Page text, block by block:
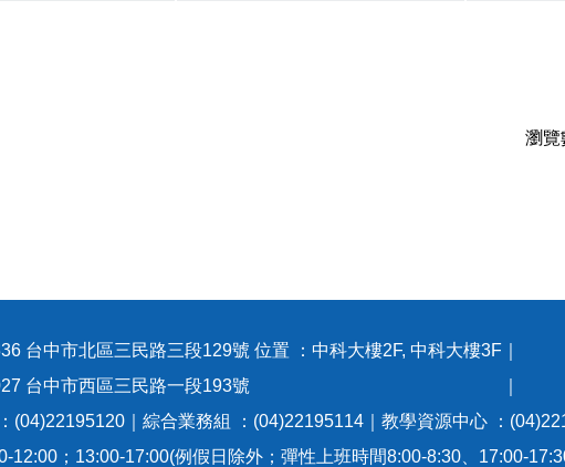
瀏覽
台中市北區三民路三段129號 位置 ：中科大樓2F, 中科大樓3F｜
403027 台中市西區三民路一段193號 ｜
(04)22195120｜綜合業務組 ：(04)22195114｜教學資源中心 ：
12:00；13:00-17:00(例假日除外；彈性上班時間8:00-8:30、17:00-